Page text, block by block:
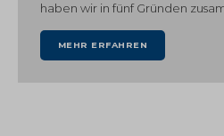
haben wir in fünf Gründen
MEHR ERFAHREN